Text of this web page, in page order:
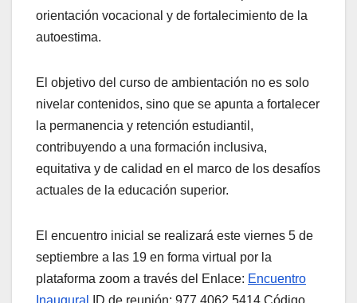
orientación vocacional y de fortalecimiento de la
autoestima.
El objetivo del curso de ambientación no es solo
nivelar contenidos, sino que se apunta a fortalecer
la permanencia y retención estudiantil,
contribuyendo a una formación inclusiva,
equitativa y de calidad en el marco de los desafíos
actuales de la educación superior.
El encuentro inicial se realizará este viernes 5 de
septiembre a las 19 en forma virtual por la
plataforma zoom a través del Enlace: Encuentro